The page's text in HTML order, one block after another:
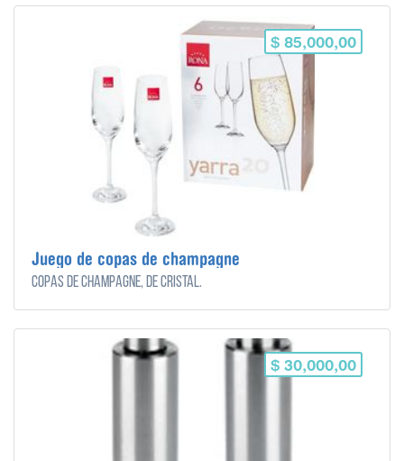
$ 85,000,00
Juego de copas de champagne
copas de champagne, de cristal.
$ 30,000,00